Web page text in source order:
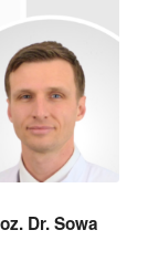
Dr. Sowa